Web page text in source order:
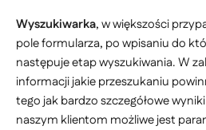
Wyszukiwarka, w większości
pole formularza, po wpisaniu do
następuje etap wyszukiwania. W
informacji jakie przeszukaniu
tego jak bardzo szczegółowe
naszym klientom możliwe jest